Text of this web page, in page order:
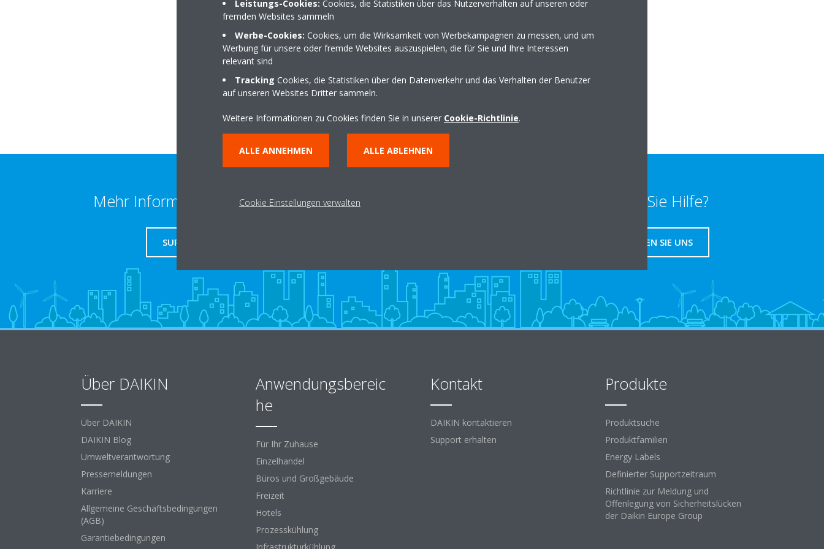
Von-der-Heydt-Straße 21-25
66115 Saarbrücken
0681 75380
http://www.klima-becker.de
Mehr Information erhalten
SUPPORT
Benötigen Sie Hilfe?
KONTAKTIEREN SIE UNS
Über DAIKIN
Über DAIKIN
DAIKIN Blog
Umweltverantwortung
Pressemeldungen
Karriere
Allgemeine Geschäftsbedingungen
(AGB)
Garantiebedingungen
Anwendungsbereic
he
Für Ihr Zuhause
Einzelhandel
Büros und Großgebäude
Freizeit
Hotels
Prozesskühlung
Kontakt
DAIKIN kontaktieren
Support erhalten
Produkte
Produktsuche
Produktfamilien
Energy Labels
Definierter Supportzeitraum
Richtlinie zur Meldung und
Offenlegung von Sicherheitslücken
der Daikin Europe Group
Leistungs-Cookies: Cookies, die Statistiken über das Nutzerverhalten auf unseren oder
fremden Websites sammeln
Werbe-Cookies: Cookies, um die Wirksamkeit von Werbekampagnen zu messen, und um
Werbung für unsere oder fremde Websites auszuspielen, die für Sie und Ihre Interessen
relevant sind
Tracking Cookies, die Statistiken über den Datenverkehr und das Verhalten der Benutzer
auf unseren Websites Dritter sammeln.
Weitere Informationen zu Cookies finden Sie in unserer Cookie-Richtlinie.
ALLE ANNEHMEN ALLE ABLEHNEN
Cookie Einstellungen verwalten